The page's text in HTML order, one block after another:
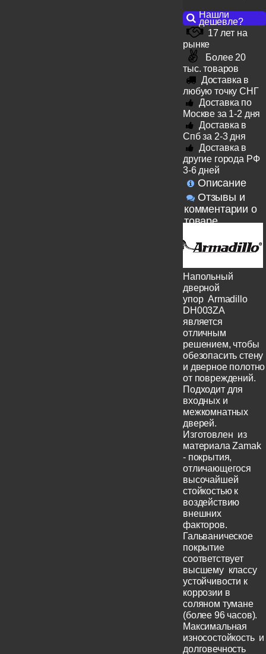
Нашли
дешевле?
17 лет на
рынке
Более 20
тыс. товаров
Доставка в
любую точку СНГ
Доставка по
Москве за 1-2 дня
Доставка в
Спб за 2-3 дня
Доставка в
другие города РФ
3-6 дней
Описание
Отзывы и
комментарии о
товаре
Напольный
дверной
упор Armadillo
DH003ZA
является
отличным
решением, чтобы
обезопасить стену
и дверное полотно
от повреждений.
Подходит для
входных и
межкомнатных
дверей.
Изготовлен из
материала Zamak
- покрытия,
отличающегося
высочайшей
стойкостью к
воздействию
внешних
факторов.
Гальваническое
покрытие
соответствует
высшему классу
устойчивости к
коррозии в
соляном тумане
(более 96 часов).
Максимальная
износостойкость и
долговечность